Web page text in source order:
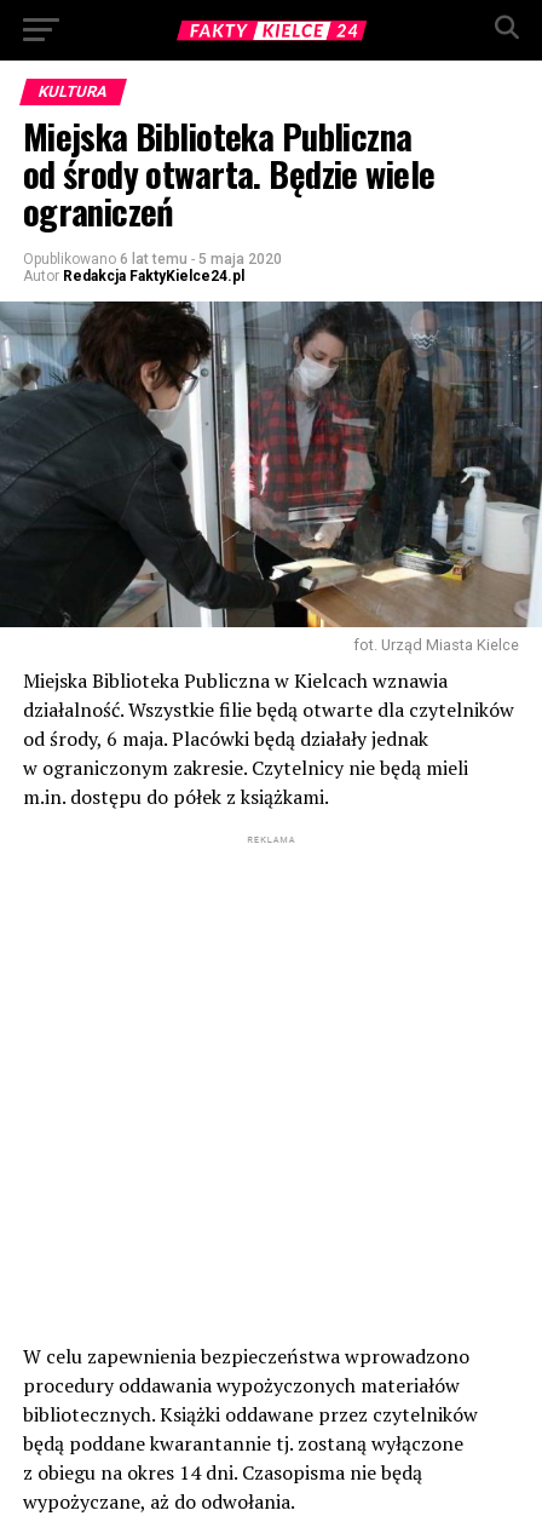
KULTURA
Miejska Biblioteka Publiczna
od środy otwarta. Będzie wiele
ograniczeń
Opublikowano 6 lat temu - 5 maja 2020
Autor Redakcja FaktyKielce24.pl
fot. Urząd Miasta Kielce
Miejska Biblioteka Publiczna w Kielcach wznawia
działalność. Wszystkie filie będą otwarte dla czytelników
od środy, 6 maja. Placówki będą działały jednak
w ograniczonym zakresie. Czytelnicy nie będą mieli
m.in. dostępu do półek z książkami.
W celu zapewnienia bezpieczeństwa wprowadzono
procedury oddawania wypożyczonych materiałów
bibliotecznych. Książki oddawane przez czytelników
będą poddane kwarantannie tj. zostaną wyłączone
z obiegu na okres 14 dni. Czasopisma nie będą
wypożyczane, aż do odwołania.